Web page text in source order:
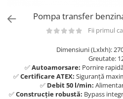
Pompa transfer
Fii primul
Dimensiuni (Lxlxh):
Greutate:
✅Autoamorsare: Pornire
✅Certificare ATEX: Siguranță
✅ Debit 50 l/min:
✅Construcție robustă: Bypass